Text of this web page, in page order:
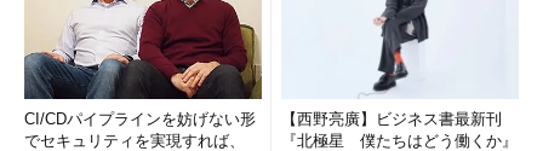
CI/CDパイプラインを妨げない形
でセキュリティを実現すれば、
【西野亮廣】ビジネス書最新刊
『北極星 僕たちはどう働くか』